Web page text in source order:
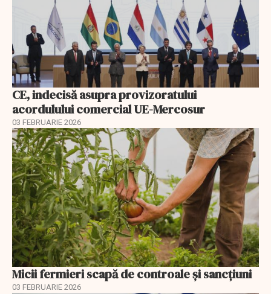
CE, indecisă asupra provizoratului
acordulului comercial UE-Mercosur
03 FEBRUARIE 2026
Micii fermieri scapă de controale și sancțiuni
03 FEBRUARIE 2026